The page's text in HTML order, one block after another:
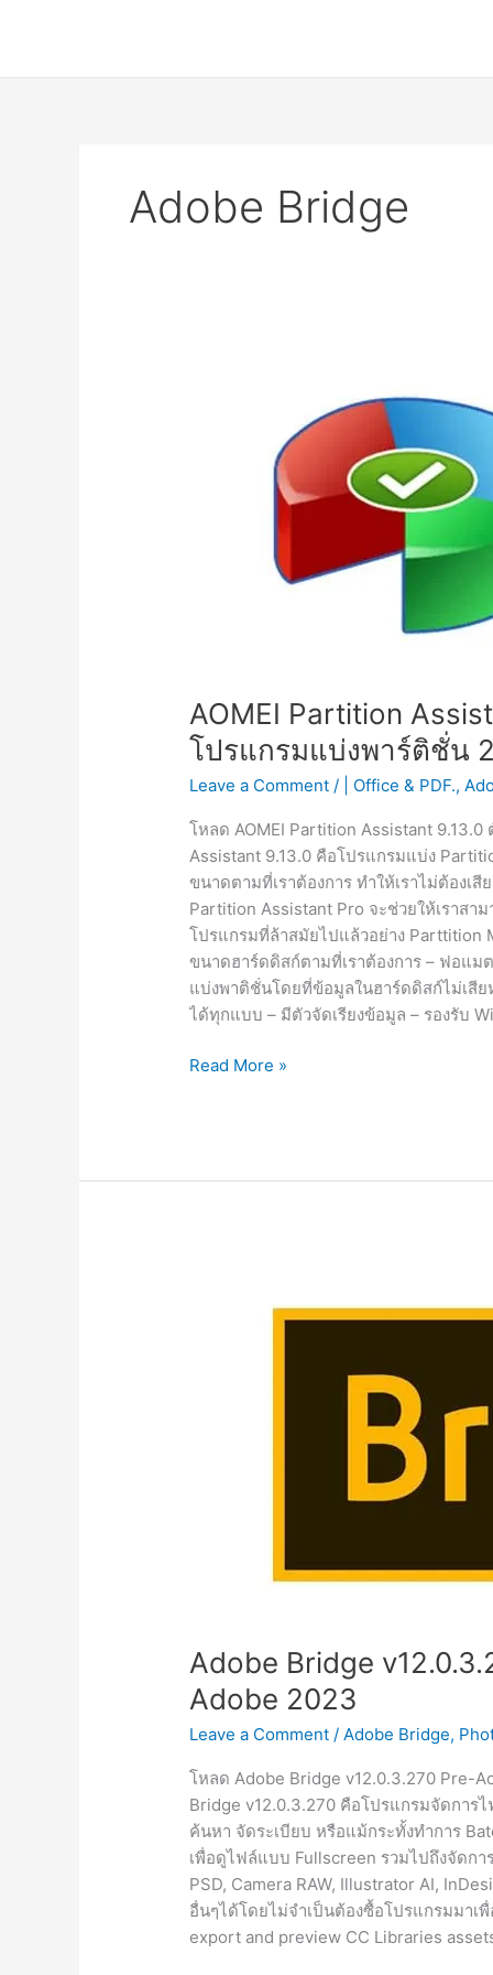
Adobe Bridge
AOMEI Partition
โปรแกรมแบ่งพาร์ติชั่น
Leave a Comment / | Office & PDF.,
โหลด AOMEI Partition Assistant 9.13.0
Assistant 9.13.0 คือโปรแกรมแบ่ง
ขนาดตามที่เราต้องการ ทำให้เราไม่ต้องเ
Partition Assistant Pro จะช่วยให้เราส
โปรแกรมที่ล้าสมัยไปแล้วอย่าง Parttition
ขนาดฮาร์ดดิสก์ตามที่เราต้องการ – ฟอแม
แบ่งพาติชั่นโดยที่ข้อมูลในฮาร์ดดิสก์ไม่เสีย
ได้ทุกแบบ – มีตัวจัดเรียงข้อมูล – รองรับ
AOMEI
Read More »
Adobe Bridge
Adobe 2023
Leave a Comment /Adobe Bridge,
โหลด Adobe Bridge v12.0.3.270 Pre-
Bridge v12.0.3.270 คือโปรแกรมจัดการ
ค้นหา จัดระเบียบ หรือแม้กระทั้งทำการ
เพื่อดูไฟล์แบบ Fullscreen รวมไปถึงจัดก
PSD, Camera RAW, Illustrator AI,
อื่นๆได้โดยไม่จำเป็นต้องซื้อโปรแกรมมา
export and preview CC Libraries